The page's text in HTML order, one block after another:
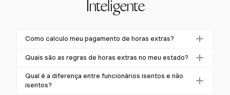
Inteligente
Como calculo meu pagamento de horas extras?
Para calcular o pagamento de horas extras,
trabalhadas além de 40 em uma semana de trabalho.
Por exemplo, se sua taxa horária é de $20, o
Quais são as regras de horas extras no meu estado?
As regras de horas extras podem variar por estado.
Embora a maioria siga o padrão federal de uma vez e
Qual é a diferença entre funcionários isentos e não
isentos?